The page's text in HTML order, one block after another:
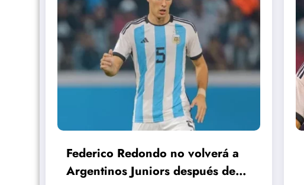
Federico Redondo no volverá a
Argentinos Juniors después de